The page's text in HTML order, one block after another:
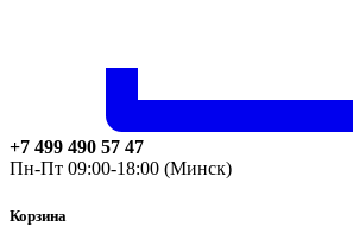
+7 499 490 57 47
Пн-Пт 09:00-18:00 (Минск)
Корзина